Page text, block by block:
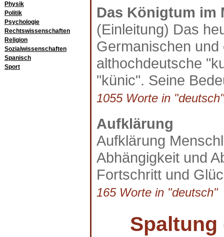
Physik
Politik
Psychologie
Rechtswissenschaften
Religion
Sozialwissenschaften
Spanisch
Sport
Das Königtum im
(Einleitung) Das
Germanischen
althochdeutsche
"künic". Seine
1055 Worte in
Aufklärung
Aufklärung
Abhängigkeit und
Fortschritt und
165 Worte in
Spaltung